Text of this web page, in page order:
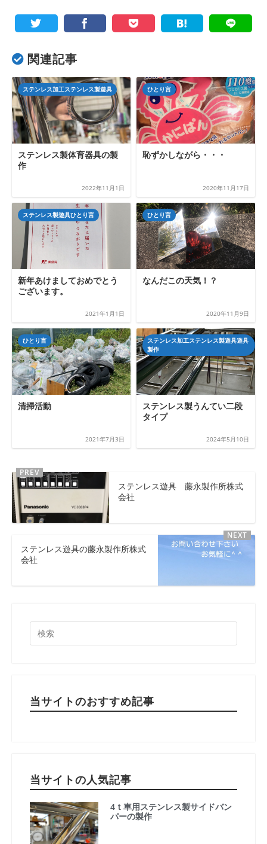
関連記事
ステンレス加工ステンレス製遊具
ステンレス製体育器具の製
作
2022年11月1日
ひとり言
恥ずかしながら・・・
2020年11月17日
ステンレス製遊具ひとり言
新年あけましておめでとう
ございます。
2021年1月1日
ひとり言
なんだこの天気！？
2020年11月9日
ひとり言
清掃活動
2021年7月3日
ステンレス加工ステンレス製遊具遊具
製作
ステンレス製うんてい二段
タイプ
2024年5月10日
ステンレス遊具 藤永製作所株式
会社
ステンレス遊具の藤永製作所株式
会社
当サイトのおすすめ記事
当サイトの人気記事
4ｔ車用ステンレス製サイドバン
パーの製作